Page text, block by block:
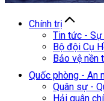
Chính trị
Tin tức - Sự
Bộ đội Cụ
Bảo vệ
Quốc phòng - An
Quân sự -
Hải quân